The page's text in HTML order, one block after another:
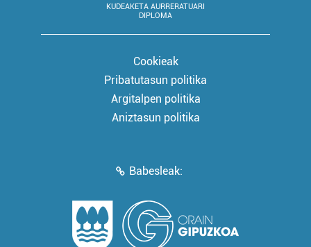
KUDEAKETA AURRERATUARI
DIPLOMA
Cookieak
Pribatutasun politika
Argitalpen politika
Aniztasun politika
Babesleak: